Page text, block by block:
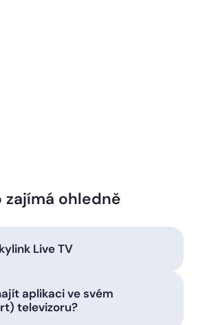
zajímá ohledně
Live TV
aplikaci ve svém
televizoru?